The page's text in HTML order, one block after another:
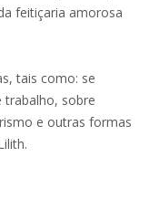
feitiçaria amorosa
tais como: se
trabalho, sobre
e outras formas